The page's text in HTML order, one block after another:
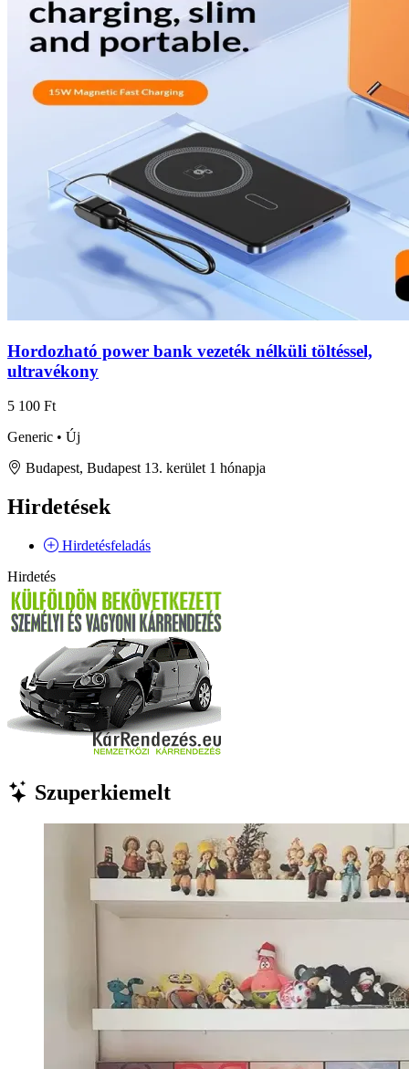
Hordozható power bank vezeték nélküli töltéssel,
ultravékony
5 100 Ft
Generic • Új
Budapest, Budapest 13. kerület 1 hónapja
Hirdetések
Hirdetésfeladás
Hirdetés
Szuperkiemelt